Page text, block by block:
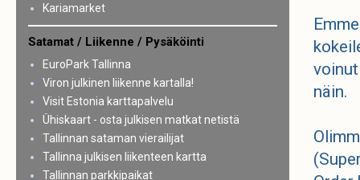
näin.
Kariamarket
Satamat / Liikenne / Pysäköinti
EuroPark Tallinna
Viron julkinen liikenne kartalla!
Visit Estonia karttapalvelu
Ühiskaart - osta julkisen matkat netistä
Tallinnan sataman vierailijat
Tallinna julkisen liikenteen kartta
Tallinnan parkkipaikat